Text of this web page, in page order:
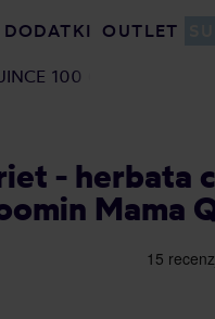
DODATKI OUTLET
100 G
- herbata
Mama